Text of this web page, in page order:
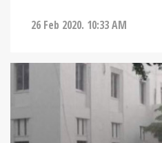
26 Feb 2020. 10:33 AM